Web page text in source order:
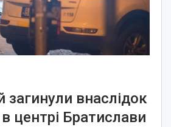
внаслідок
центрі Братислави